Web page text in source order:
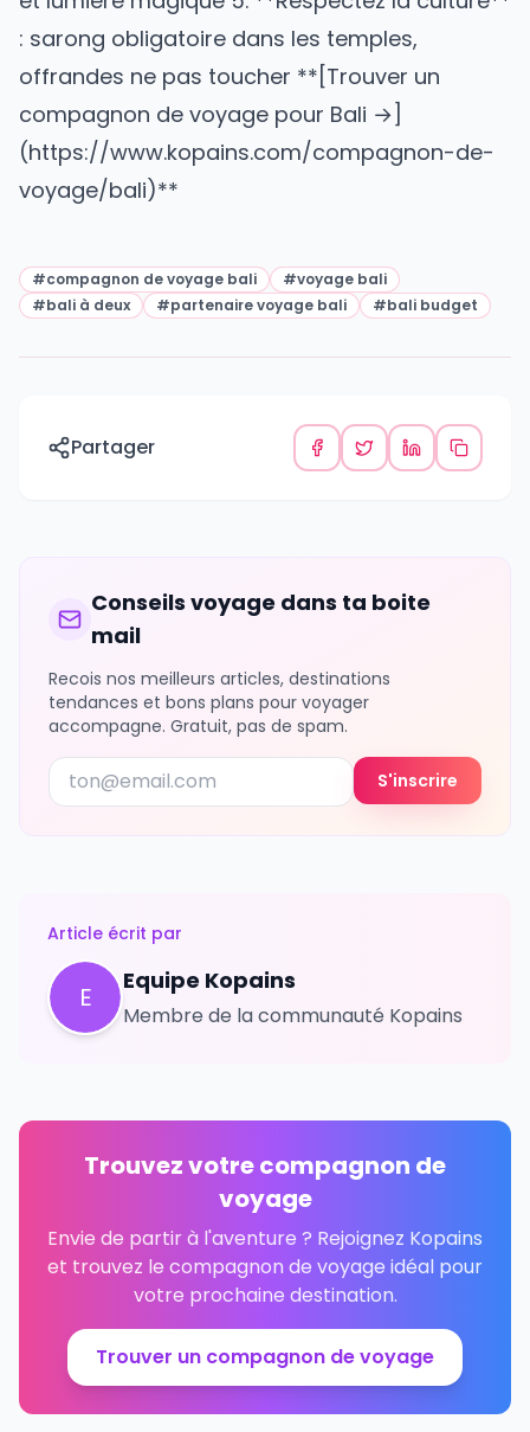
: sarong obligatoire dans les temples,
offrandes ne pas toucher **[Trouver un
compagnon de voyage pour Bali →]
(https://www.kopains.com/compagnon-de-
voyage/bali)**
#compagnon de voyage bali #voyage bali
#bali à deux #partenaire voyage bali #bali budget
Partager
Conseils voyage dans ta boite
mail
Recois nos meilleurs articles, destinations
tendances et bons plans pour voyager
accompagne. Gratuit, pas de spam.
S'inscrire
Article écrit par
E
Equipe Kopains
Membre de la communauté Kopains
Trouvez votre compagnon de
voyage
Envie de partir à l'aventure ? Rejoignez Kopains
et trouvez le compagnon de voyage idéal pour
votre prochaine destination.
Trouver un compagnon de voyage